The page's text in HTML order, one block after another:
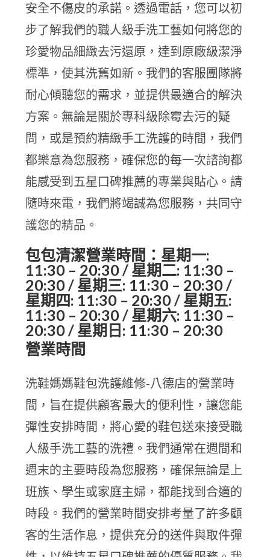
安全不傷皮的承諾。透過電話，您可以初
步了解我們的職人級手洗工藝如何將您的
珍愛物品細緻去污還原，達到原廠級潔淨
標準，使其洗舊如新。我們的客服團隊將
耐心傾聽您的需求，並提供最適合的解決
方案。無論是關於專科級除霉去污的疑
問，或是預約精緻手工洗護的時間，我們
都樂意為您服務，確保您的每一次諮詢都
能感受到五星口碑推薦的專業與貼心。請
隨時來電，我們將竭誠為您服務，共同守
護您的精品。
包包清潔營業時間：星期一:
11:30 – 20:30 / 星期二: 11:30 –
20:30 / 星期三: 11:30 – 20:30 /
星期四: 11:30 – 20:30 / 星期五:
11:30 – 20:30 / 星期六: 11:30 –
20:30 / 星期日: 11:30 – 20:30
營業時間
洗鞋媽媽鞋包洗護維修-八德店的營業時
間，旨在提供顧客最大的便利性，讓您能
彈性安排時間，將心愛的鞋包送來接受職
人級手洗工藝的洗禮。我們通常在週間和
週末的主要時段為您服務，確保無論是上
班族、學生或家庭主婦，都能找到合適的
時段。我們的營業時間安排考量了許多顧
客的生活作息，提供充分的送件與取件彈